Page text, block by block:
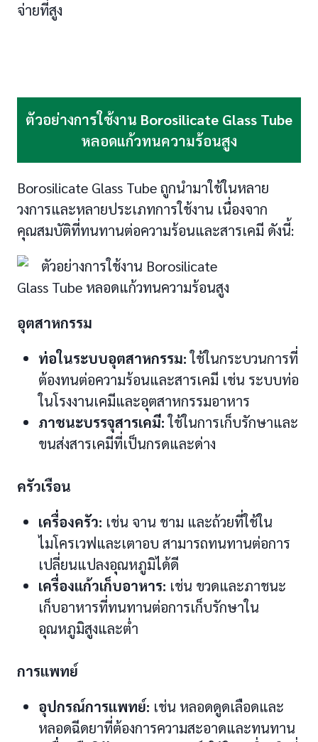
จ่ายที่สูง
ตัวอย่างการใช้งาน Borosilicate Glass Tube
หลอดแก้วทนความร้อนสูง
Borosilicate Glass Tube ถูกนำมาใช้ในหลาย
วงการและหลายประเภทการใช้งาน เนื่องจาก
คุณสมบัติที่ทนทานต่อความร้อนและสารเคมี ดังนี้:
อุตสาหกรรม
ท่อในระบบอุตสาหกรรม:ใช้ในกระบวนการที่
ต้องทนต่อความร้อนและสารเคมี เช่น ระบบท่อ
ในโรงงานเคมีและอุตสาหกรรมอาหาร
ภาชนะบรรจุสารเคมี:ใช้ในการเก็บรักษาและ
ขนส่งสารเคมีที่เป็นกรดและด่าง
ครัวเรือน
เครื่องครัว: เช่น จาน ชาม และถ้วยที่ใช้ใน
ไมโครเวฟและเตาอบ สามารถทนทานต่อการ
เปลี่ยนแปลงอุณหภูมิได้ดี
เครื่องแก้วเก็บอาหาร: เช่น ขวดและภาชนะ
เก็บอาหารที่ทนทานต่อการเก็บรักษาใน
อุณหภูมิสูงและต่ำ
การแพทย์
อุปกรณ์การแพทย์: เช่น หลอดดูดเลือดและ
หลอดฉีดยาที่ต้องการความสะอาดและทนทาน